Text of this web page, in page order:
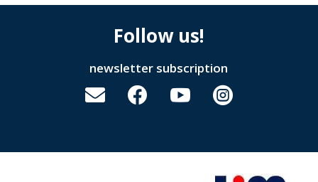
Follow us!
newsletter subscription
   